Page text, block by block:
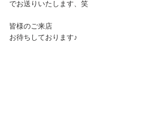
でお送りいたします、笑
皆様のご来店
お待ちしております♪